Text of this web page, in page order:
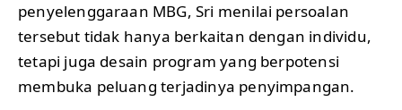
penyelenggaraan MBG, Sri menilai persoalan
tersebut tidak hanya berkaitan dengan individu,
tetapi juga desain program yang berpotensi
membuka peluang terjadinya penyimpangan.